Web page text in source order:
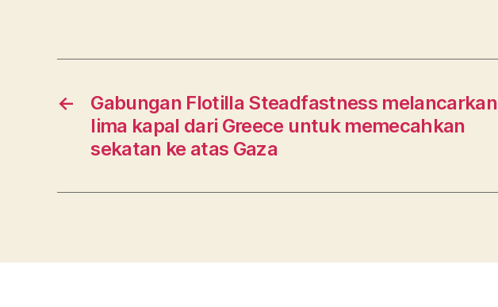
←
Gabungan Flotilla Steadfastness melancarkan
lima kapal dari Greece untuk memecahkan
sekatan ke atas Gaza